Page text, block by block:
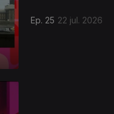
Ep. 25 22 jul. 2026